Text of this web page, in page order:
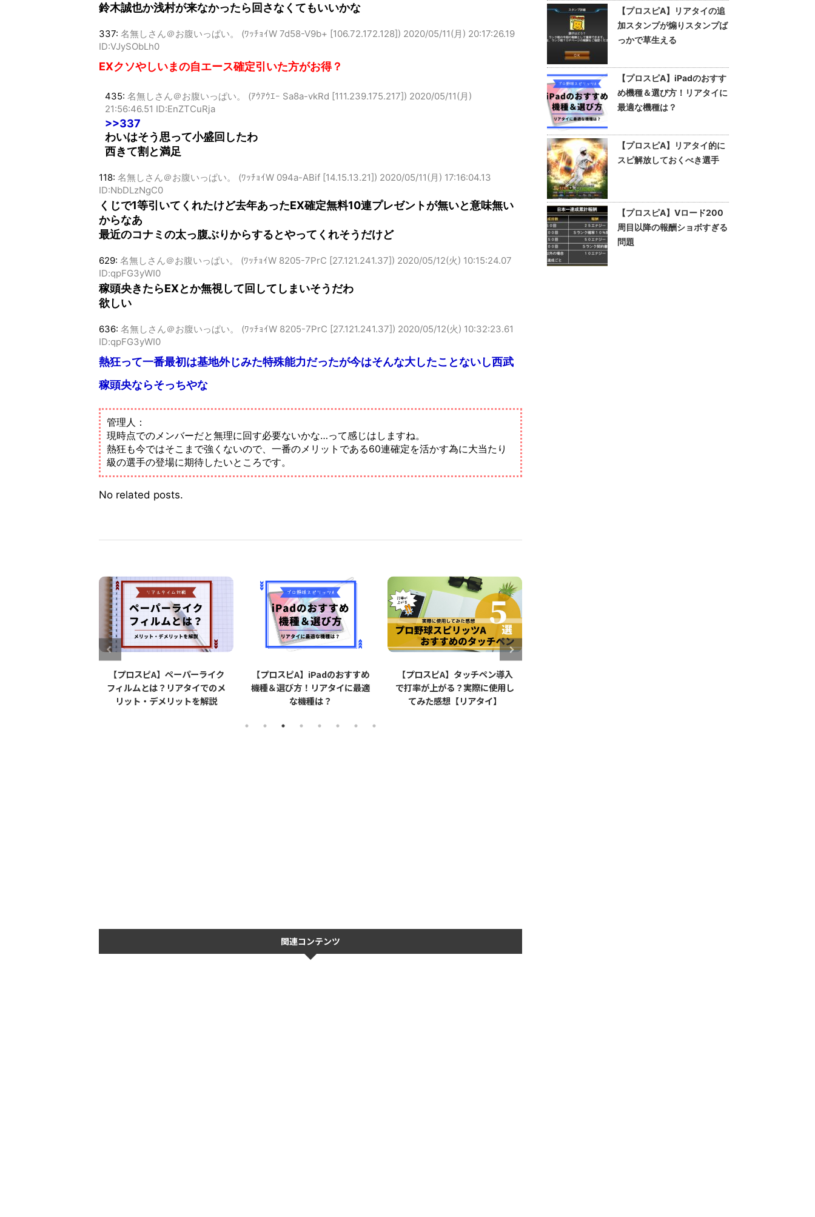
鈴木誠也か浅村が来なかったら回さなくてもいいかな
337: 名無しさん＠お腹いっぱい。 (ﾜｯﾁｮｲW 7d58-V9b+ [106.72.172.128]) 2020/05/11(月) 20:17:26.19
ID:VJySObLh0
EXクソやしいまの自エース確定引いた方がお得？
435: 名無しさん＠お腹いっぱい。 (ｱｳｱｳｴｰ Sa8a-vkRd [111.239.175.217]) 2020/05/11(月)
21:56:46.51 ID:EnZTCuRja
>>337
わいはそう思って小盛回したわ
西きて割と満足
118: 名無しさん＠お腹いっぱい。 (ﾜｯﾁｮｲW 094a-ABif [14.15.13.21]) 2020/05/11(月) 17:16:04.13
ID:NbDLzNgC0
くじで1等引いてくれたけど去年あったEX確定無料10連プレゼントが無いと意味無い
からなあ
最近のコナミの太っ腹ぶりからするとやってくれそうだけど
629: 名無しさん＠お腹いっぱい。 (ﾜｯﾁｮｲW 8205-7PrC [27.121.241.37]) 2020/05/12(火) 10:15:24.07
ID:qpFG3yWI0
稼頭央きたらEXとか無視して回してしまいそうだわ
欲しい
636: 名無しさん＠お腹いっぱい。 (ﾜｯﾁｮｲW 8205-7PrC [27.121.241.37]) 2020/05/12(火) 10:32:23.61
ID:qpFG3yWI0
熱狂って一番最初は基地外じみた特殊能力だったが今はそんな大したことないし西武
稼頭央ならそっちやな
管理人：
現時点でのメンバーだと無理に回す必要ないかな…って感じはしますね。
熱狂も今ではそこまで強くないので、一番のメリットである60連確定を活かす為に大当たり
級の選手の登場に期待したいところです。
No related posts.
【プロスピA】ペーパーライク
フィルムとは？リアタイでのメ
リット・デメリットを解説
【プロスピA】iPadのおすすめ
機種＆選び方！リアタイに最適
な機種は？
【プロスピA】タッチペン導入
で打率が上がる？実際に使用し
てみた感想【リアタイ】
関連コンテンツ
【プロスピA】リアタイの追
加スタンプが煽りスタンプば
っかで草生える
【プロスピA】iPadのおすす
め機種＆選び方！リアタイに
最適な機種は？
【プロスピA】リアタイ的に
スピ解放しておくべき選手
【プロスピA】Vロード200
周目以降の報酬ショボすぎる
問題